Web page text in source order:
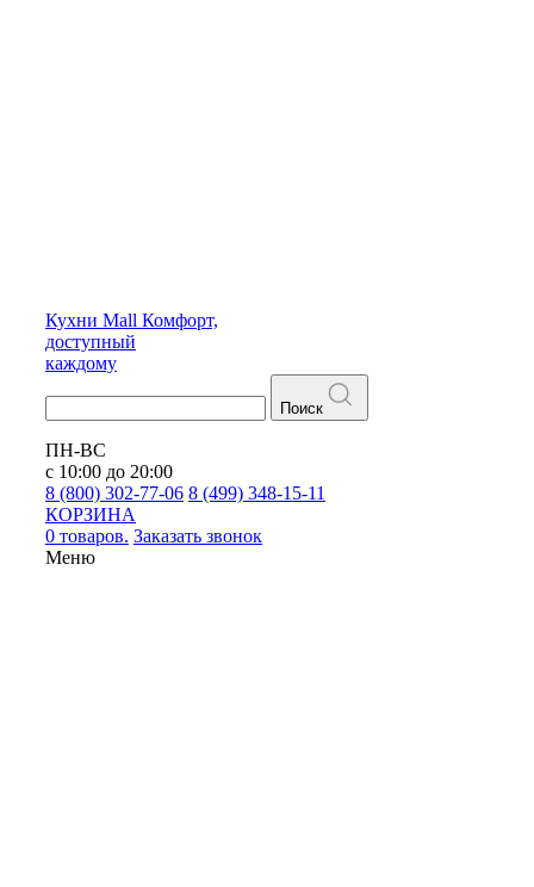
Кухни Mall Комфорт,
доступный
каждому
Поиск
ПН-ВС
с 10:00 до 20:00
8 (800) 302-77-06 8 (499) 348-15-11
КОРЗИНА
0 товаров. Заказать звонок
Меню